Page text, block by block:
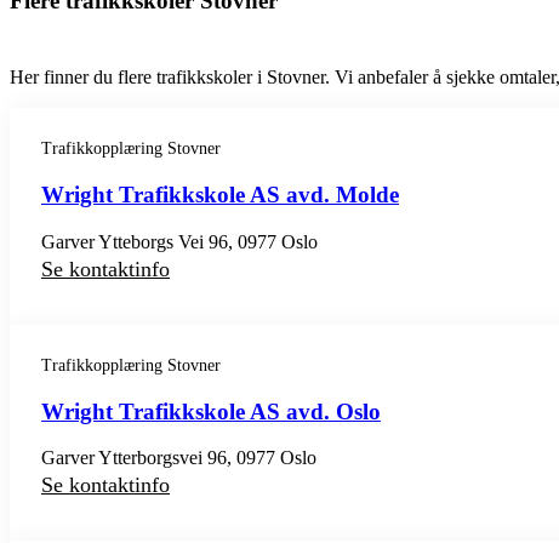
Her finner du flere trafikkskoler i Stovner. Vi anbefaler å sjekke
Trafikkopplæring Stovner
Wright Trafikkskole AS avd. Molde
Garver Ytteborgs Vei 96, 0977 Oslo
Se kontaktinfo
Trafikkopplæring Stovner
Wright Trafikkskole AS avd. Oslo
Garver Ytterborgsvei 96, 0977 Oslo
Se kontaktinfo